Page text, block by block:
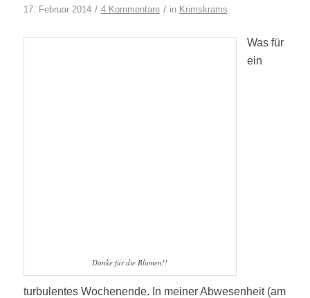
17. Februar 2014 / 4 Kommentare / in Krimskrams
Danke für die Blumen!!
Was für
ein
turbulentes Wochenende. In meiner Abwesenheit (am